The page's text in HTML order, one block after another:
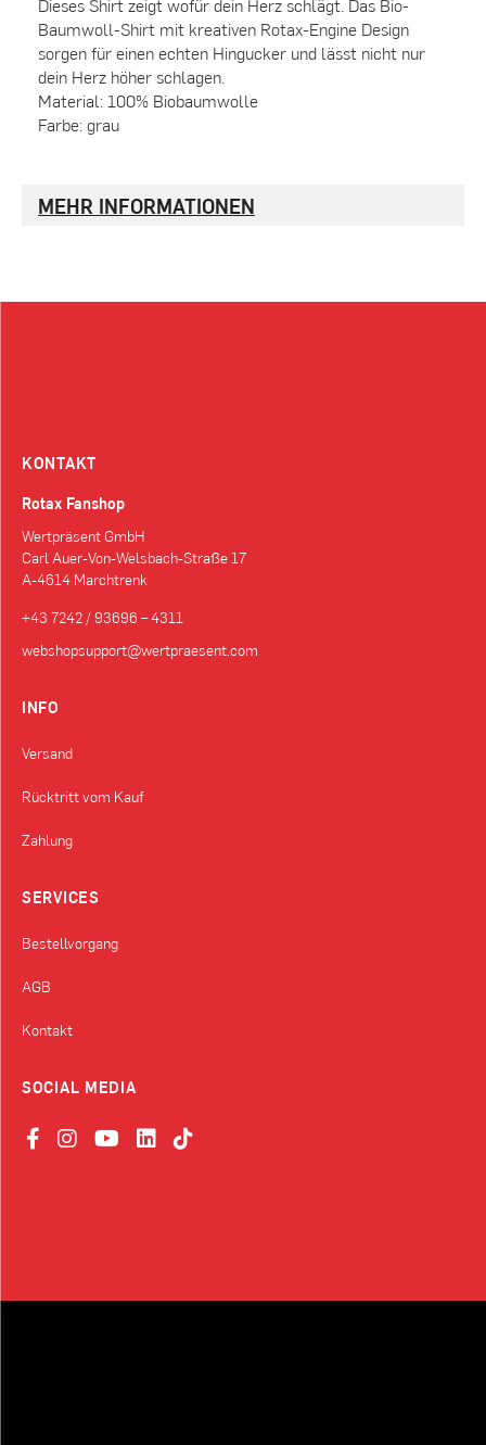
Baumwoll-Shirt mit kreativen Rotax-Engine Design
sorgen für einen echten Hingucker und lässt nicht nur
dein Herz höher schlagen.
Material: 100% Biobaumwolle
Farbe: grau
MEHR INFORMATIONEN
KONTAKT
Rotax Fanshop
Wertpräsent GmbH
Carl Auer-Von-Welsbach-Straße 17
A-4614 Marchtrenk
+43 7242 / 93696 – 4311
webshopsupport@wertpraesent.com
INFO
Versand
Rücktritt vom Kauf
Zahlung
SERVICES
Bestellvorgang
AGB
Kontakt
SOCIAL MEDIA